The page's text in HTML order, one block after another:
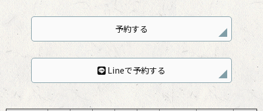
予約する
Lineで予約する